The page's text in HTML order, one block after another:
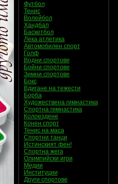
Футбол
Тенис
Волейбол
Хандбал
Баскетбол
Лека атлетика
Автомобилен спорт
Голф
Водни спортове
Бойни спортове
Зимни спортове
Бокс
Вдигане на тежести
Борба
Художествена гимнастика
Спортна гимнастика
Колоездене
Конен спорт
Тенис на маса
Спортни танци
Истинският фен!
Спортна жега
Олимпийски игри
Медии
Институции
Други спортове